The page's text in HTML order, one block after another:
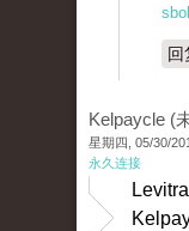
回
Kelpaycle (
星期四, 05/30/
永久连接